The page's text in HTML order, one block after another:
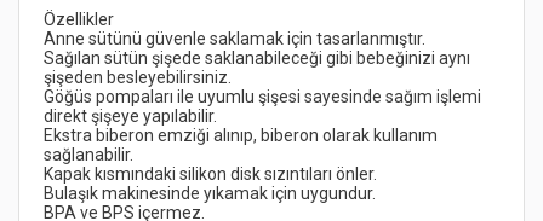
Sağılan sütün şişede saklanabileceği gibi bebeğinizi aynı
Göğüs pompaları ile uyumlu şişesi sayesinde sağım işlemi
Ekstra biberon emziği alınıp, biberon olarak kullanım